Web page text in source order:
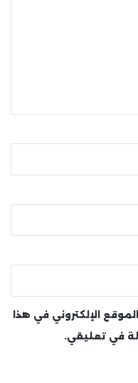
الإلكتروني في هذا
في تعليقي.